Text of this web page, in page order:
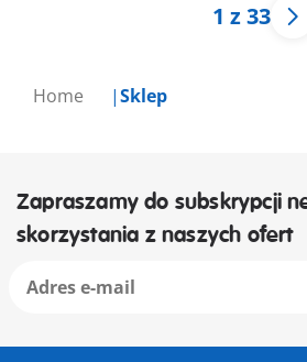
Home Sklep
1 z 33
Zapraszamy do subskrypcji
skorzystania z naszych ofert